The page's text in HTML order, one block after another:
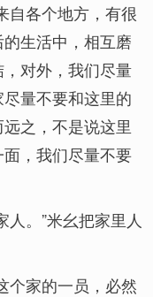
自各个地方，有很
生活中，相互磨
对外，我们尽量
量不要和这里的
之，不是说这里
，我们尽量不要
。”米幺把家里人
个家的一员，必然